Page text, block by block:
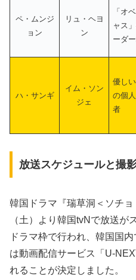
ペ・ムンジ
ョン
リュ・ヘヨ
ン
「オ
ャス
ーダ
ハ・サンギ
イム・ソン
ジェ
優し
の個
者
放送スケジュールと撮
韓国ドラマ『瑞草洞＜ソチ
（土）より韓国tvNで放送が
ドラマ枠で行われ、韓国国
は動画配信サービス「U-
れることが決定しました。